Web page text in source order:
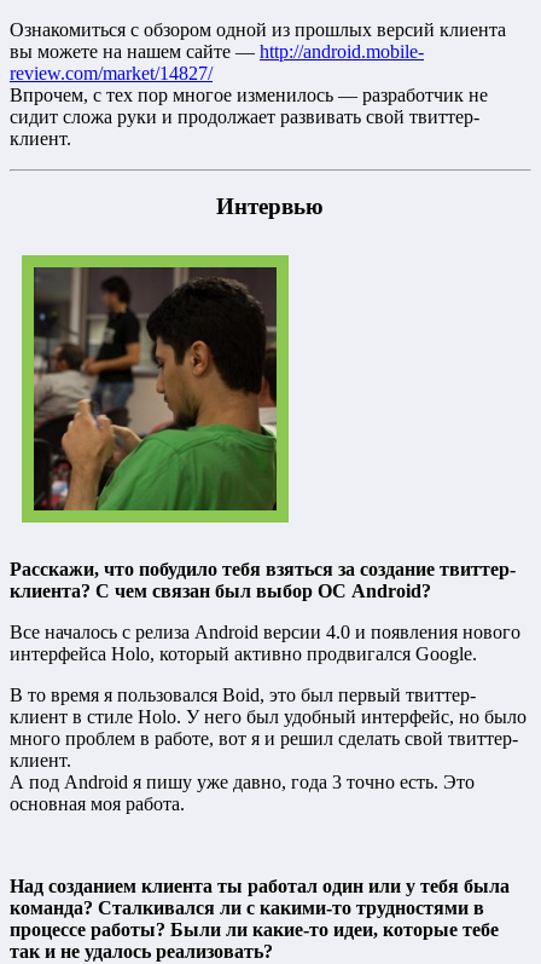
Ознакомиться с обзором одной из прошлых версий клиента
вы можете на нашем сайте — http://android.mobile-
review.com/market/14827/
Впрочем, с тех пор многое изменилось — разработчик не
сидит сложа руки и продолжает развивать свой твиттер-
клиент.
Интервью
Расскажи, что побудило тебя взяться за создание твиттер-
клиента? С чем связан был выбор ОС Android?
Все началось с релиза Android версии 4.0 и появления нового
интерфейса Holo, который активно продвигался Google.
В то время я пользовался Boid, это был первый твиттер-
клиент в стиле Holo. У него был удобный интерфейс, но было
много проблем в работе, вот я и решил сделать свой твиттер-
клиент.
А под Android я пишу уже давно, года 3 точно есть. Это
основная моя работа.
Над созданием клиента ты работал один или у тебя была
команда? Сталкивался ли с какими-то трудностями в
процессе работы? Были ли какие-то идеи, которые тебе
так и не удалось реализовать?